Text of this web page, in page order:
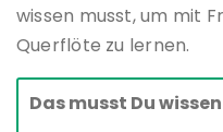
wissen musst, um mit
Querflöte zu lernen.
Das musst Du wissen